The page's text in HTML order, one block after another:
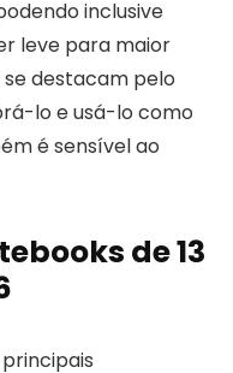
inclusive
leve para maior
destacam pelo
lo e usá-lo como
é sensível ao
de 13